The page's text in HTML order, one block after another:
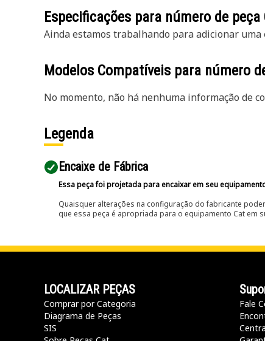
Especificações para número de peça
Ainda estamos trabalhando para adicionar uma
Modelos Compatíveis para número
No momento, não há nenhuma informação de
Legenda
Encaixe de Fábrica
Essa peça foi projetada para encaixar em seu
Quaisquer alterações na configuração do fabricante
que essa peça é apropriada para o equipamento Cat em
LOCALIZAR PEÇAS
Comprar por Categoria
Diagrama de Peças
SIS
Fale